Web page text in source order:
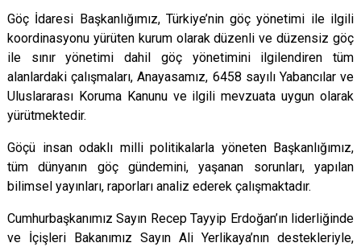
Göç İdaresi Başkanlığımız, Türkiye’nin göç yönetimi ile ilgili
koordinasyonu yürüten kurum olarak düzenli ve düzensiz göç
ile sınır yönetimi dahil göç yönetimini ilgilendiren tüm
alanlardaki çalışmaları, Anayasamız, 6458 sayılı Yabancılar ve
Uluslararası Koruma Kanunu ve ilgili mevzuata uygun olarak
yürütmektedir.
Göçü insan odaklı milli politikalarla yöneten Başkanlığımız,
tüm dünyanın göç gündemini, yaşanan sorunları, yapılan
bilimsel yayınları, raporları analiz ederek çalışmaktadır.
Cumhurbaşkanımız Sayın Recep Tayyip Erdoğan’ın liderliğinde
ve İçişleri Bakanımız Sayın Ali Yerlikaya’nın destekleriyle,